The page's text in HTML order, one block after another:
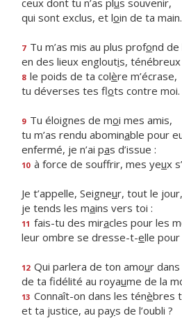
ceux dont tu n’as plus souvenir,
qui sont exclus, et loin de ta main.
7 Tu m’as mis au plus profond de
en des lieux engloutis, ténébreux
8 le poids de ta colère m’écrase,
tu déverses tes flots contre moi.
9 Tu éloignes de moi mes amis,
tu m’as rendu abominable pour
enfermé, je n’ai pas d’issue :
10 à force de souffrir, mes yeux
Je t’appelle, Seigneur, tout le jour,
je tends les mains vers toi :
11 fais-tu des miracles pour les
leur ombre se dresse-t-elle pour
12 Qui parlera de ton amour
de ta fidélité au royaume de la
13 Connaît-on dans les ténèbres
et ta justice, au pays de l’oubli ?